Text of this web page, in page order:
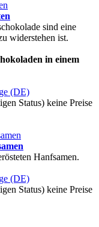
sind eine
widerstehen ist.
in einem
(DE)
Status) keine Preise
Hanfsamen.
(DE)
Status) keine Preise